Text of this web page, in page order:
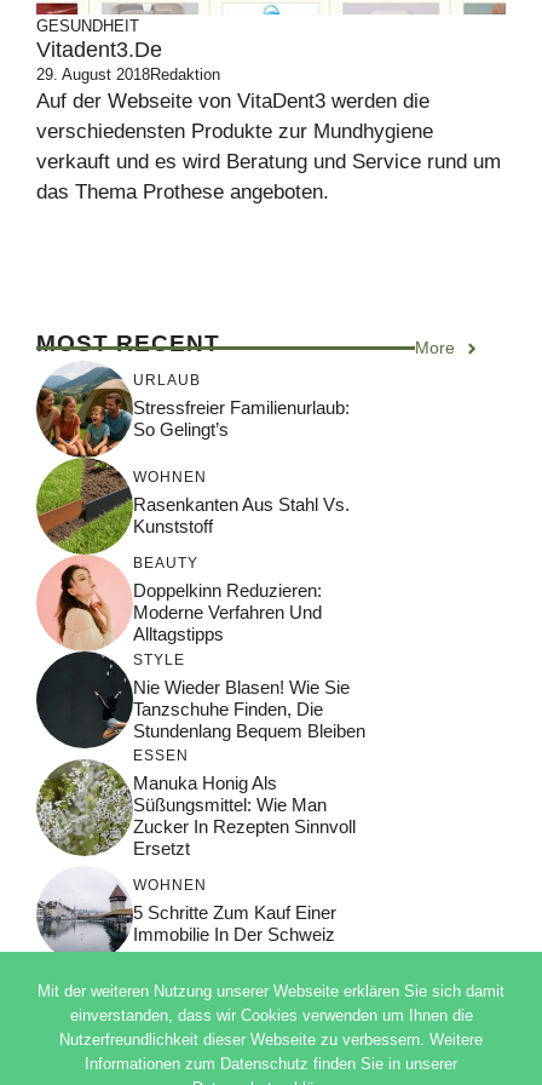
GESUNDHEIT
Vitadent3.de
29. August 2018Redaktion
Auf der Webseite von VitaDent3 werden die
verschiedensten Produkte zur Mundhygiene
verkauft und es wird Beratung und Service rund um
das Thema Prothese angeboten.
MOST RECENT More
URLAUB
Stressfreier Familienurlaub:
So Gelingt’s
WOHNEN
Rasenkanten Aus Stahl Vs.
Kunststoff
BEAUTY
Doppelkinn Reduzieren:
Moderne Verfahren Und
Alltagstipps
STYLE
Nie Wieder Blasen! Wie Sie
Tanzschuhe Finden, Die
Stundenlang Bequem Bleiben
ESSEN
Manuka Honig Als
Süßungsmittel: Wie Man
Zucker In Rezepten Sinnvoll
Ersetzt
WOHNEN
5 Schritte Zum Kauf Einer
Immobilie In Der Schweiz
© 2026 ADSIMPLE
DATENSCHUTZERKLÄRUNG
Mit der weiteren Nutzung unserer Webseite erklären Sie sich damit
einverstanden, dass wir Cookies verwenden um Ihnen die
Nutzerfreundlichkeit dieser Webseite zu verbessern. Weitere
Informationen zum Datenschutz finden Sie in unserer